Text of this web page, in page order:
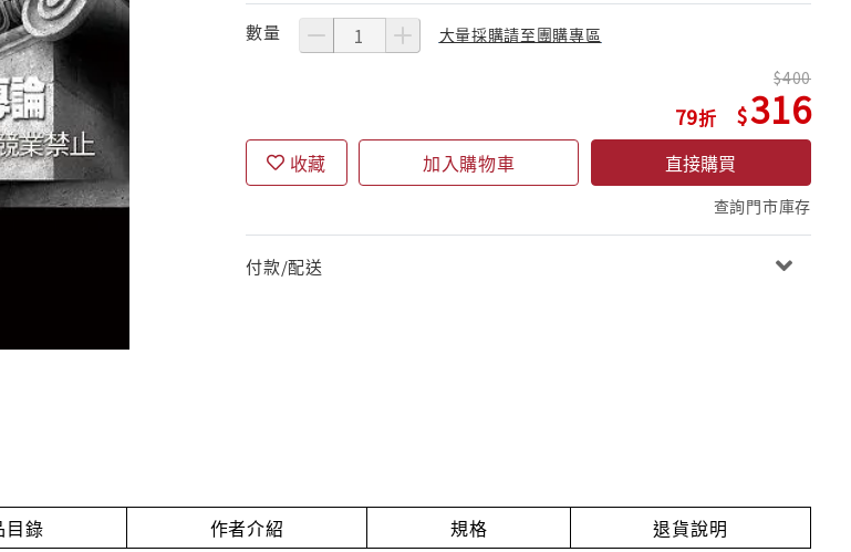
數量 大量採購請至團購專區
79
400
316
收藏 加入購物車 直接購買
查詢門市庫存
付款/配送
目錄 作者介紹 規格 退貨說明